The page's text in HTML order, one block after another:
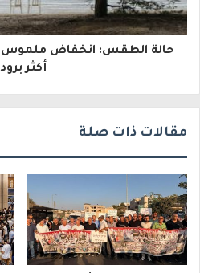
ر
حالة الطقس: انخفاض ملموس
أكثر
مقالات ذات صلة